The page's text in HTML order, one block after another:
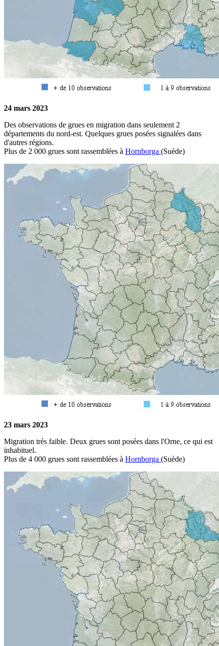
24 mars 2023
Des observations de grues en migration dans seulement 2
départements du nord-est. Quelques grues posées signalées dans
d'autres régions.
Plus de 2 000 grues sont rassemblées à Hornborga (Suède)
23 mars 2023
Migration très faible. Deux grues sont posées dans l'Orne, ce qui est
inhabituel.
Plus de 4 000 grues sont rassemblées à Hornborga (Suède)